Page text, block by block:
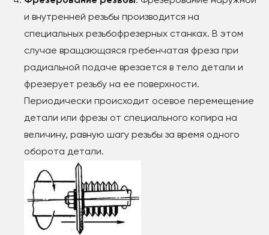
и внутренней резьбы производится на
специальных резьбофрезерных станках. В этом
случае вращающаяся гребенчатая фреза при
радиальной подаче врезается в тело детали и
фрезерует резьбу на ее поверхности.
Периодически происходит осевое перемещение
детали или фрезы от специального копира на
величину, равную шагу резьбы за время одного
оборота детали.